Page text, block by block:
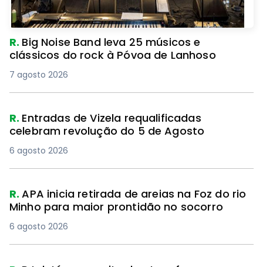
R. Big Noise Band leva 25 músicos e
clássicos do rock à Póvoa de Lanhoso
7 agosto 2026
R. Entradas de Vizela requalificadas
celebram revolução do 5 de Agosto
6 agosto 2026
R.APA inicia retirada de areias na Foz do rio
Minho para maior prontidão no socorro
6 agosto 2026